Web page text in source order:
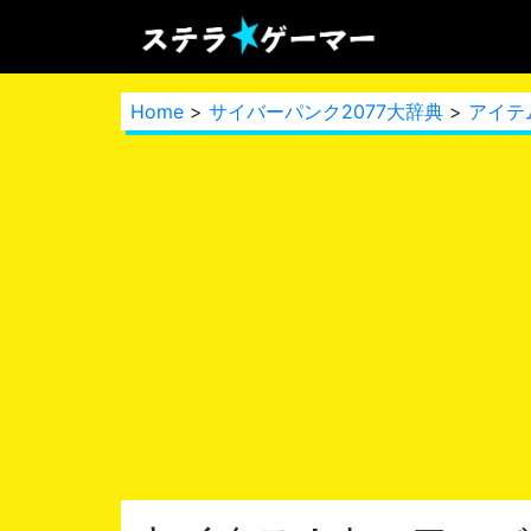
Home > サイバーパンク2077大辞典 > アイテ